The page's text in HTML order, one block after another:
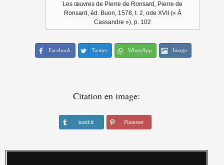
Les œuvres de Pierre de Ronsard, Pierre de
Ronsard, éd. Buon, 1578, t. 2, ode XVII (« À
Cassandre »), p. 102
Facebook Twitter WhatsApp Image
Citation en image:
tumblr Pinterest